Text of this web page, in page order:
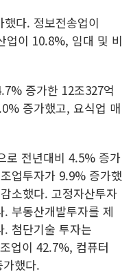
다. 정보전송업이
업이 10.8%, 임대 및 비
증가한 12조327억
증가했고, 요식업 매
로 전년대비 4.5% 증가
업투자가 9.9% 증가했
소했다. 고정자산투자
부동산개발투자를 제
첨단기술 투자는
업이 42.7%, 컴퓨터
했다.